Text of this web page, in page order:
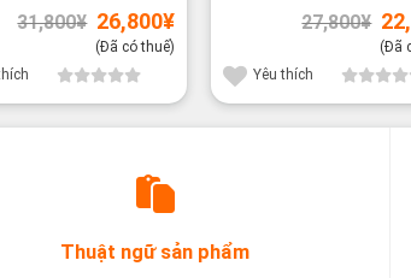
31,800¥ Giá
gốc
là:
31,800¥.
26,800¥Giá
26,800¥.
(Đã có thuế)
27,800¥ Giá
gốc
là:
(Đã
Yêu thích
Thuật ngữ sản phẩm